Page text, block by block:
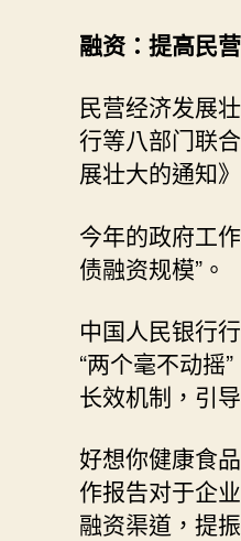
融资：提高民
民营经济发展
行等八部门联
展壮大的通知
今年的政府工
债融资规模”。
中国人民银行
“两个毫不动摇
长效机制，引
好想你健康食
作报告对于企
融资渠道，提